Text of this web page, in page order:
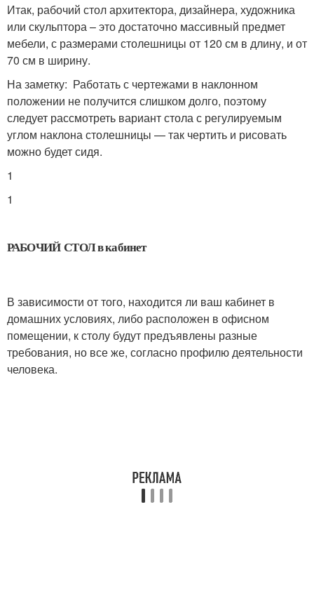
Итак, рабочий стол архитектора, дизайнера, художника
или скульптора – это достаточно массивный предмет
мебели, с размерами столешницы от 120 см в длину, и от
70 см в ширину.
На заметку: Работать с чертежами в наклонном
положении не получится слишком долго, поэтому
следует рассмотреть вариант стола с регулируемым
углом наклона столешницы — так чертить и рисовать
можно будет сидя.
1
1
РАБОЧИЙ СТОЛ в кабинет
В зависимости от того, находится ли ваш кабинет в
домашних условиях, либо расположен в офисном
помещении, к столу будут предъявлены разные
требования, но все же, согласно профилю деятельности
человека.